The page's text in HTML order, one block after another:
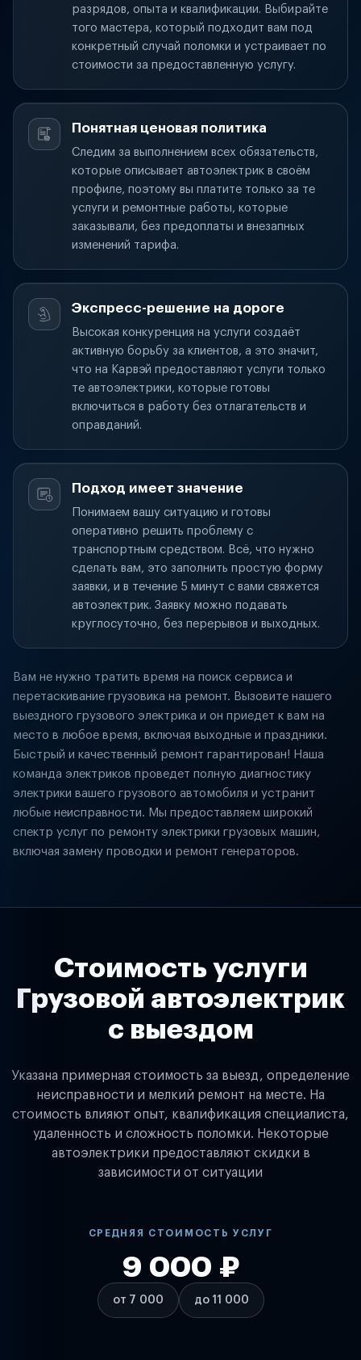
разрядов, опыта и квалификации. Выбирайте
того мастера, который подходит вам под
конкретный случай поломки и устраивает по
стоимости за предоставленную услугу.
Понятная ценовая политика
Следим за выполнением всех обязательств,
которые описывает автоэлектрик в своём
профиле, поэтому вы платите только за те
услуги и ремонтные работы, которые
заказывали, без предоплаты и внезапных
изменений тарифа.
Экспресс-решение на дороге
Высокая конкуренция на услуги создаёт
активную борьбу за клиентов, а это значит,
что на Карвэй предоставляют услуги только
те автоэлектрики, которые готовы
включиться в работу без отлагательств и
оправданий.
Подход имеет значение
Понимаем вашу ситуацию и готовы
оперативно решить проблему с
транспортным средством. Всё, что нужно
сделать вам, это заполнить простую форму
заявки, и в течение 5 минут с вами свяжется
автоэлектрик. Заявку можно подавать
круглосуточно, без перерывов и выходных.
Вам не нужно тратить время на поиск сервиса и
перетаскивание грузовика на ремонт. Вызовите нашего
выездного грузового электрика и он приедет к вам на
место в любое время, включая выходные и праздники.
Быстрый и качественный ремонт гарантирован! Наша
команда электриков проведет полную диагностику
электрики вашего грузового автомобиля и устранит
любые неисправности. Мы предоставляем широкий
спектр услуг по ремонту электрики грузовых машин,
включая замену проводки и ремонт генераторов.
Стоимость услуги
Грузовой автоэлектрик
с выездом
Указана примерная стоимость за выезд, определение
неисправности и мелкий ремонт на месте. На
стоимость влияют опыт, квалификация специалиста,
удаленность и сложность поломки. Некоторые
автоэлектрики предоставляют скидки в
зависимости от ситуации
СРЕДНЯЯ СТОИМОСТЬ УСЛУГ
от 7 000
9 000 ₽
до 11 000